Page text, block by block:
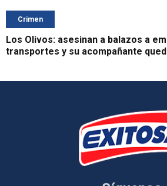
Crimen
Los Olivos: asesinan a balazos a
transportes y su acompañante